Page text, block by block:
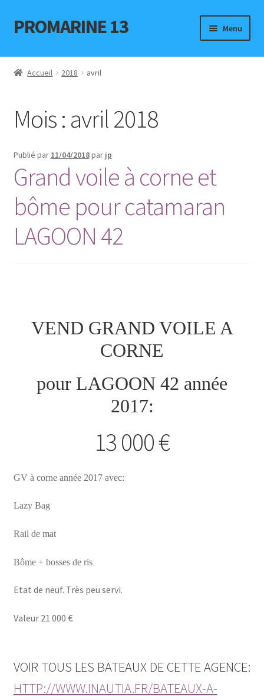
Aller
à
navigation
Aller
au
PROMARINE 13 Menu
Accueil
ELECTRONIQUE
Politique de confidentialité
Annonces occasions
Places de port
Contact
Météo : large
Accueil 2018 avril
Mois : avril 2018
Publié par 11/04/2018par jp
Grand voile à corne et
bôme pour catamaran
LAGOON 42
VEND GRAND VOILE A
CORNE
pour LAGOON 42 année
2017:
13 000 €
GV à corne année 2017 avec:
Lazy Bag
Rail de mat
Bôme + bosses de ris
Etat de neuf. Très peu servi.
Valeur 21 000 €
VOIR TOUS LES BATEAUX DE CETTE AGENCE:
HTTP://WWW.INAUTIA.FR/BATEAUX-A-